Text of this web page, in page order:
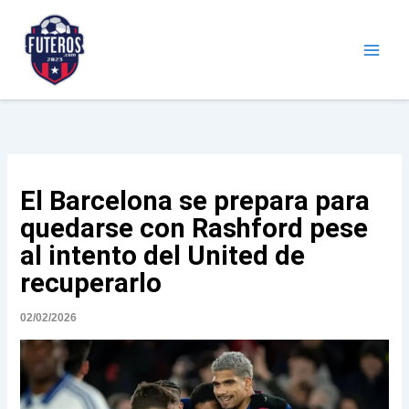
contenido
El Barcelona se prepara para
quedarse con Rashford pese
al intento del United de
recuperarlo
02/02/2026